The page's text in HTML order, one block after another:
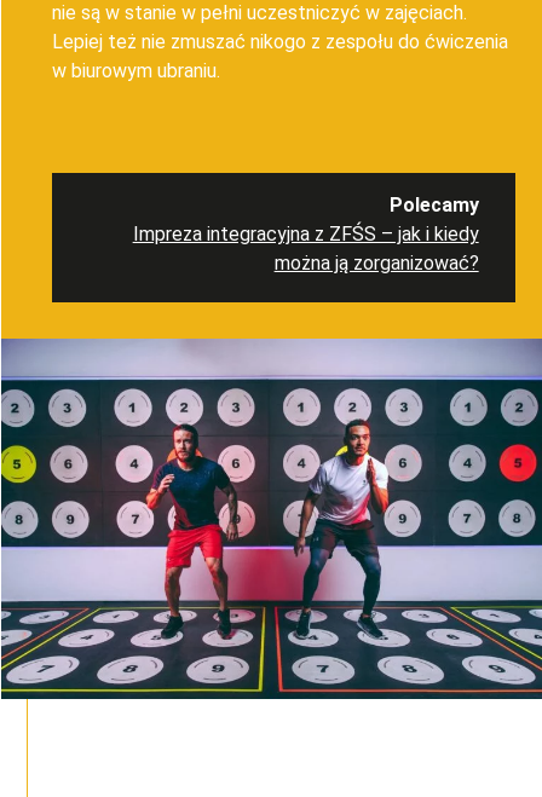
nie są w stanie w pełni uczestniczyć w zajęciach.
Lepiej też nie zmuszać nikogo z zespołu do ćwiczenia
w biurowym ubraniu.
Polecamy
Impreza integracyjna z ZFŚS – jak i kiedy
można ją zorganizować?